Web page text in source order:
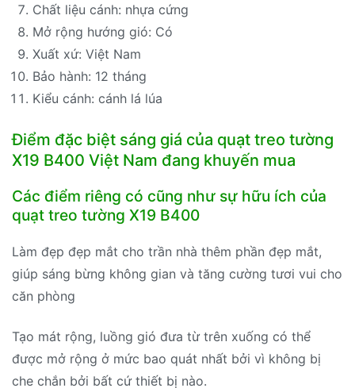
Chất liệu cánh: nhựa cứng
Mở rộng hướng gió: Có
Xuất xứ: Việt Nam
Bảo hành: 12 tháng
Kiểu cánh: cánh lá lúa
Điểm đặc biệt sáng giá của quạt treo tường
X19 B400 Việt Nam đang khuyến mua
Các điểm riêng có cũng như sự hữu ích của
quạt treo tường X19 B400
Làm đẹp đẹp mắt cho trần nhà thêm phần đẹp mắt,
giúp sáng bừng không gian và tăng cường tươi vui cho
căn phòng
Tạo mát rộng, luồng gió đưa từ trên xuống có thể
được mở rộng ở mức bao quát nhất bởi vì không bị
che chắn bởi bất cứ thiết bị nào.